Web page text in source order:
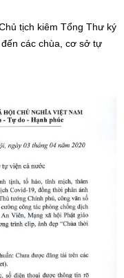
tịch kiêm Tổng Thư ký
các chùa, cơ sở tự